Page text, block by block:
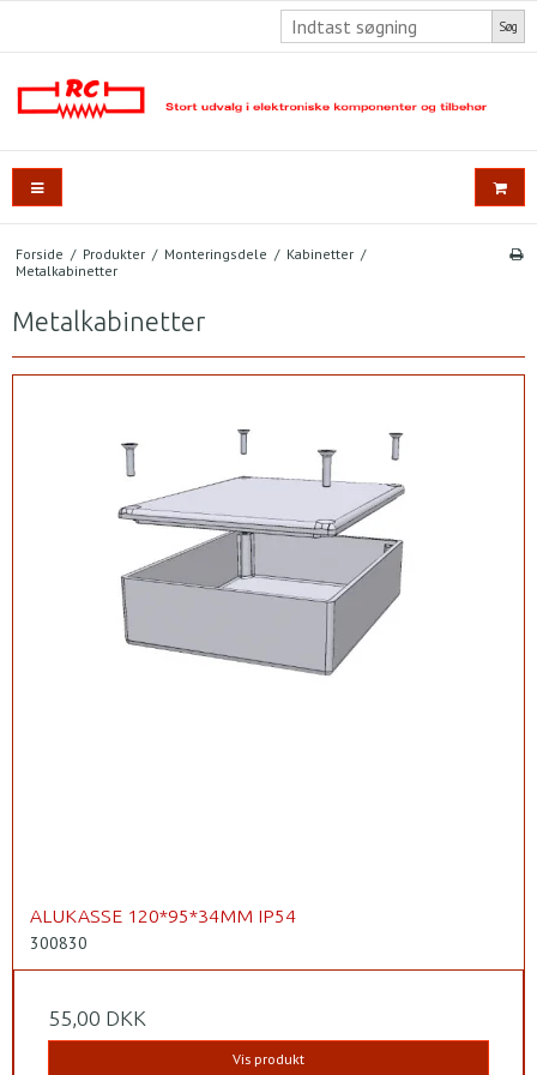
Søg
Forside / Produkter / Monteringsdele / Kabinetter /
Metalkabinetter
Metalkabinetter
ALUKASSE 120*95*34MM IP54
300830
55,00 DKK
Vis produkt